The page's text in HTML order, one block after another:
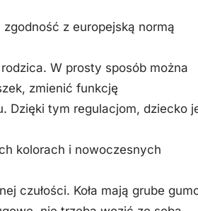
z europejską normą
W prosty sposób można
zmienić funkcję
Dzięki tym regulacjom, dziecko
kolorach i nowoczesnych
czułości. Koła mają grube